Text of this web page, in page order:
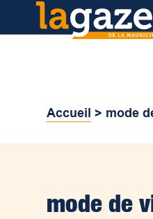
Accueil > mode
mode de